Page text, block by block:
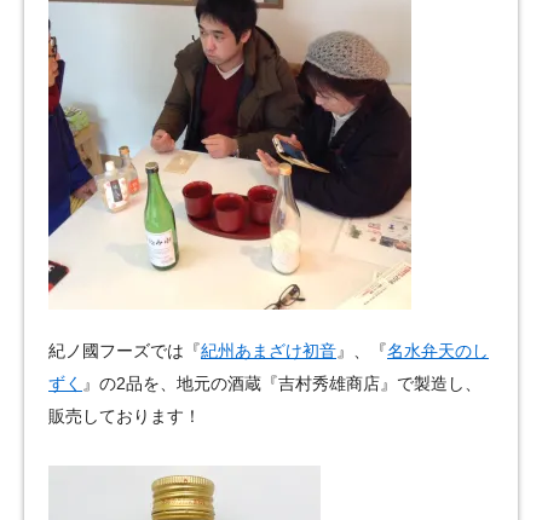
紀ノ國フーズでは『紀州あまざけ初音』、『名水弁天のし
ずく 』の2品を、地元の酒蔵『吉村秀雄商店』で製造し、
販売しております！